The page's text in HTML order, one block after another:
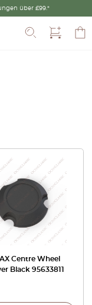
über £99.*Suche
Centre Wheel
Black 95633811